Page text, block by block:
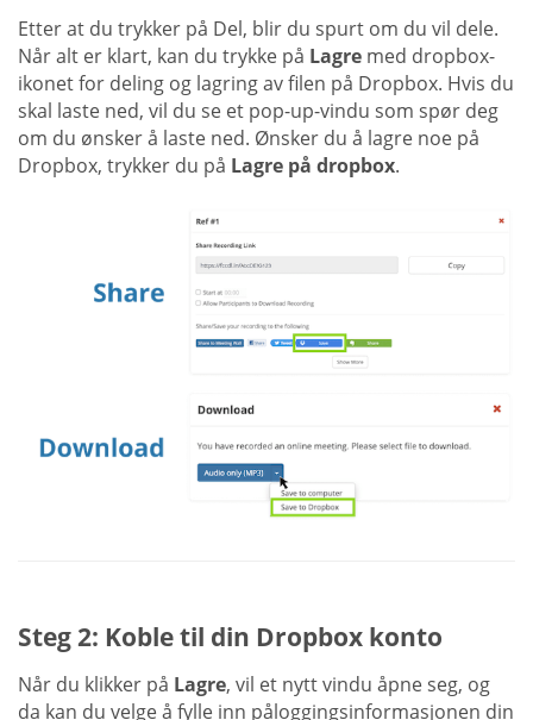
Etter at du trykker på Del, blir du spurt om du vil dele.
Når alt er klart, kan du trykke på Lagre med dropbox-
ikonet for deling og lagring av filen på Dropbox. Hvis du
skal laste ned, vil du se et pop-up-vindu som spør deg
om du ønsker å laste ned. Ønsker du å lagre noe på
Dropbox, trykker du på Lagre på dropbox.
Steg 2: Koble til din Dropbox konto
Når du klikker på Lagre, vil et nytt vindu åpne seg, og
da kan du velge å fylle inn påloggingsinformasjonen din